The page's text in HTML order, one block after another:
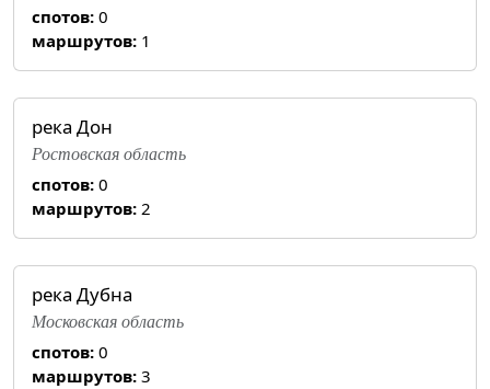
спотов: 0
маршрутов: 1
река Дон
Ростовская область
спотов: 0
маршрутов: 2
река Дубна
Московская область
спотов: 0
маршрутов: 3